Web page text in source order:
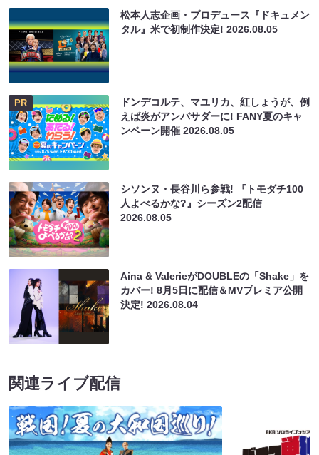
松本人志企画・プロデュース『ドキュメン
タル』米で初制作決定!2026.08.05
PR
ドンデコルテ、マユリカ、紅しょうが、例
えば炎がアンバサダーに! FANY夏のキャ
ンペーン開催2026.08.05
シソンヌ・長谷川ら参戦! 『トモダチ100
人よべるかな?』シーズン2配信
2026.08.05
Aina & ValerieがDOUBLEの「Shake」を
カバー! 8月5日に配信＆MVプレミア公開
決定!2026.08.04
関連ライブ配信